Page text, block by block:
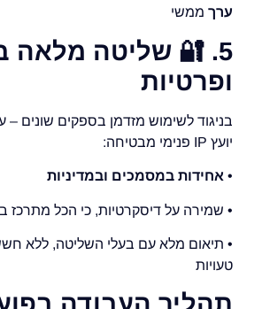
ערך ממשי
5.
🔐 שליטה מלאה
ופרטיות
בניגוד לשימוש מזדמן בספקים שונים –
יועץ IP פנימי מבטיחה:
• אחידות במסמכים ובמדיניות
• שמירה על דיסקרטיות, כי הכל מתרכז
• תיאום מלא עם בעלי השליטה, ללא
טעויות